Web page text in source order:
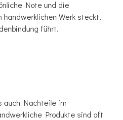
Note und die
Werk steckt,
führt.
auch Nachteile im
Produkte sind oft